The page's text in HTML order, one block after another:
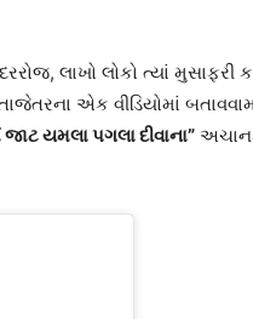
લાખો લોકો ત્યાં મુસાફરી
એક વીડિયોમાં
જાટ યમલા પગલા દીવાના”